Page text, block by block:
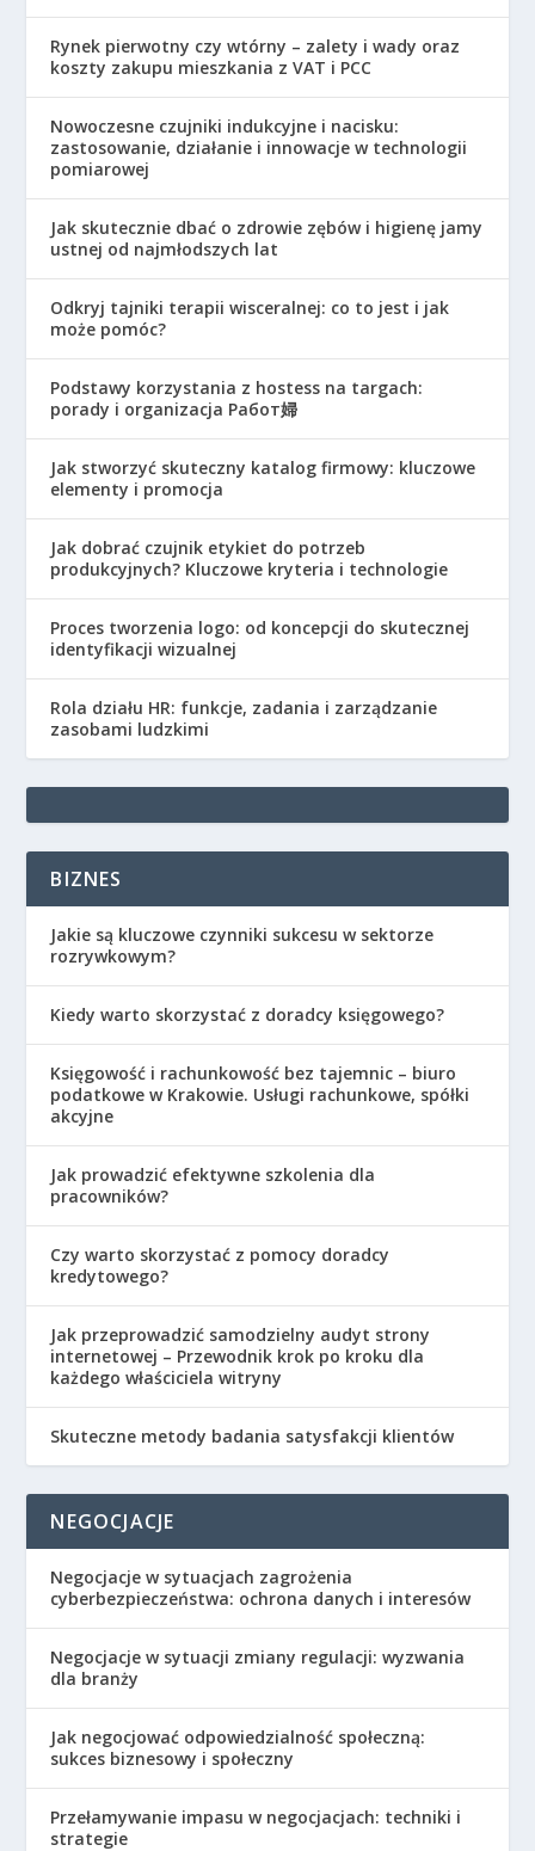
Rynek pierwotny czy wtórny – zalety i wady oraz
koszty zakupu mieszkania z VAT i PCC
Nowoczesne czujniki indukcyjne i nacisku:
zastosowanie, działanie i innowacje w technologii
pomiarowej
Jak skutecznie dbać o zdrowie zębów i higienę jamy
ustnej od najmłodszych lat
Odkryj tajniki terapii wisceralnej: co to jest i jak
może pomóc?
Podstawy korzystania z hostess na targach:
porady i organizacja Работ婦
Jak stworzyć skuteczny katalog firmowy: kluczowe
elementy i promocja
Jak dobrać czujnik etykiet do potrzeb
produkcyjnych? Kluczowe kryteria i technologie
Proces tworzenia logo: od koncepcji do skutecznej
identyfikacji wizualnej
Rola działu HR: funkcje, zadania i zarządzanie
zasobami ludzkimi
BIZNES
Jakie są kluczowe czynniki sukcesu w sektorze
rozrywkowym?
Kiedy warto skorzystać z doradcy księgowego?
Księgowość i rachunkowość bez tajemnic – biuro
podatkowe w Krakowie. Usługi rachunkowe, spółki
akcyjne
Jak prowadzić efektywne szkolenia dla
pracowników?
Czy warto skorzystać z pomocy doradcy
kredytowego?
Jak przeprowadzić samodzielny audyt strony
internetowej – Przewodnik krok po kroku dla
każdego właściciela witryny
Skuteczne metody badania satysfakcji klientów
NEGOCJACJE
Negocjacje w sytuacjach zagrożenia
cyberbezpieczeństwa: ochrona danych i interesów
Negocjacje w sytuacji zmiany regulacji: wyzwania
dla branży
Jak negocjować odpowiedzialność społeczną:
sukces biznesowy i społeczny
Przełamywanie impasu w negocjacjach: techniki i
strategie